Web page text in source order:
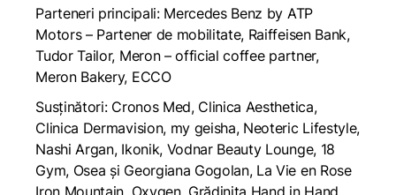
Parteneri principali: Mercedes Benz by ATP
Motors – Partener de mobilitate, Raiffeisen Bank,
Tudor Tailor, Meron – official coffee partner,
Meron Bakery, ECCO
Susținători: Cronos Med, Clinica Aesthetica,
Clinica Dermavision, my geisha, Neoteric Lifestyle,
Nashi Argan, Ikonik, Vodnar Beauty Lounge, 18
Gym, Osea și Georgiana Gogolan, La Vie en Rose
Iron Mountain, Oxygen, Grădinița Hand in Hand